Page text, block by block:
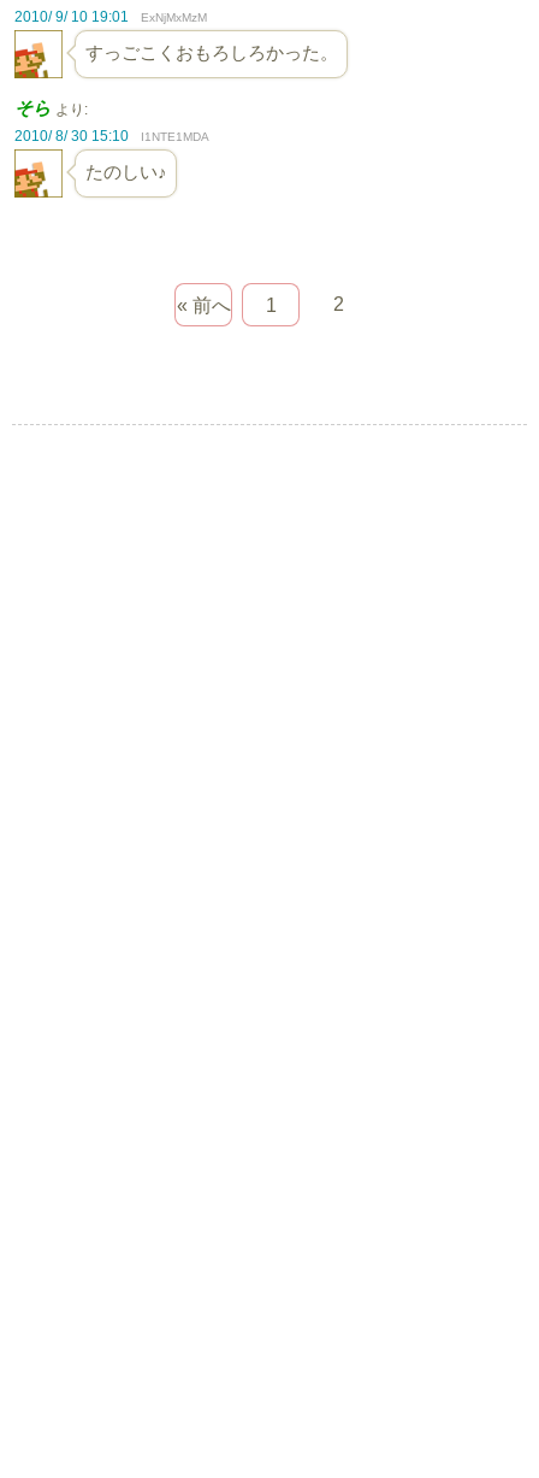
2010/ 9/ 10 19:01
ExNjMxMzM
すっごこくおもろしろかった。
そら より:
2010/ 8/ 30 15:10
I1NTE1MDA
たのしい♪
« 前へ 1 2